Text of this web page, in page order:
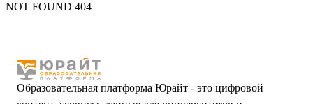
NOT FOUND 404
Образовательная платформа Юрайт - это цифровой